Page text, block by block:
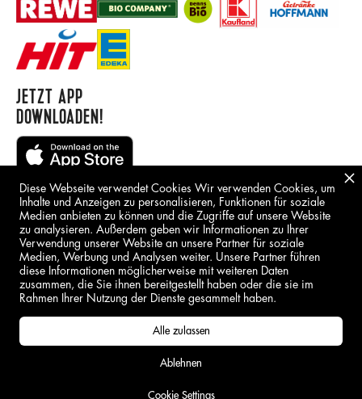
JETZT APP
DOWNLOADEN!
BORING STUFF
IMPRESSUM
DSGVO
Diese Webseite verwendet Cookies Wir verwenden Cookies, um
Inhalte und Anzeigen zu personalisieren, Funktionen für soziale
Medien anbieten zu können und die Zugriffe auf unsere Website
zu analysieren. Außerdem geben wir Informationen zu Ihrer
Verwendung unserer Website an unsere Partner für soziale
Medien, Werbung und Analysen weiter. Unsere Partner führen
diese Informationen möglicherweise mit weiteren Daten
zusammen, die Sie ihnen bereitgestellt haben oder die sie im
Rahmen Ihrer Nutzung der Dienste gesammelt haben.
Cookie Settings
Ablehnen
Alle zulassen